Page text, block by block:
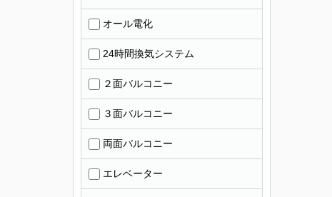
オール電化
24時間換気システム
２面バルコニー
３面バルコニー
両面バルコニー
エレベーター